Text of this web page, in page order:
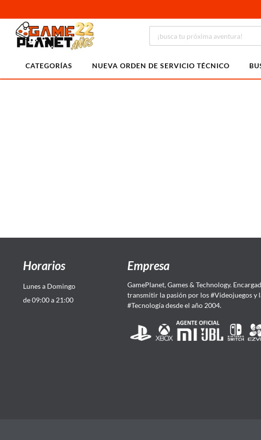
CATEGORÍAS NUEVA ORDEN DE SERVICIO TÉCNICO
Horarios
Lunes a Domingo
de 09:00 a 21:00
Empresa
GamePlanet, Games & Technology.
transmitir la pasión por los #Videojuegos y
#Tecnología desde el año 2004.